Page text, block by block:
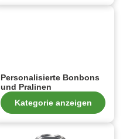
Personalisierte Bonbons
und Pralinen
Kategorie anzeigen